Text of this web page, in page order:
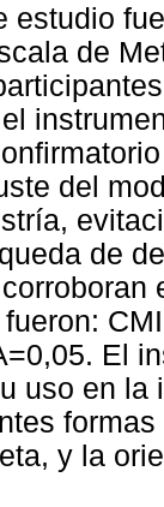
estudio
de
del
de
El
uso en
y la